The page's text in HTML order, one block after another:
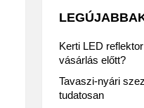
Kerti LED
vásárlás előtt?
Tavaszi-nyári
tudatosan